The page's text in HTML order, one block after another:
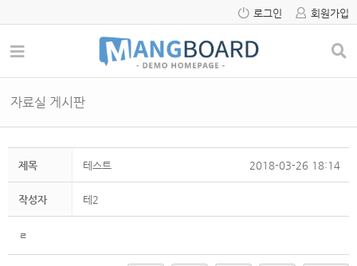
로그인 회원가입
자료실 게시판
제목 테스트 2018-03-26 18:14
작성자 테2
ㄹ